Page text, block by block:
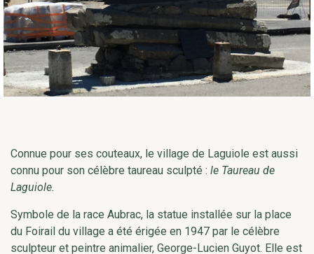
Connue pour ses couteaux, le village de Laguiole est aussi
connu pour son célèbre taureau sculpté : le Taureau de
Laguiole.
Symbole de la race Aubrac, la statue installée sur la place
du Foirail du village a été érigée en 1947 par le célèbre
sculpteur et peintre animalier, George-Lucien Guyot. Elle est